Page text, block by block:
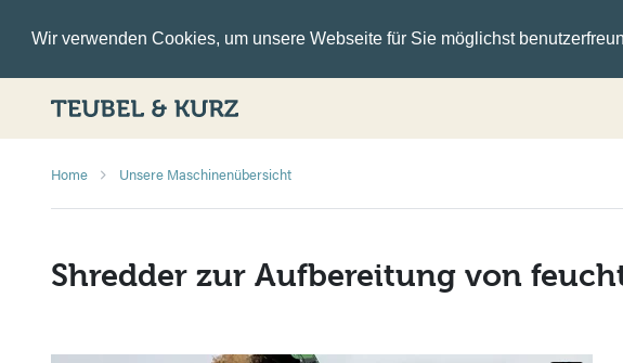
Wir verwenden Cookies, um unsere Webseite für Sie möglichst
Home Unsere Maschinenübersicht
Shredder zur Aufbereitung von